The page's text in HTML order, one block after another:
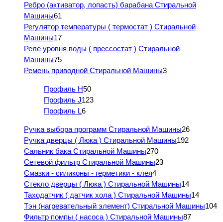
Ребро (активатор, лопасть) барабана Стиральной
Машины61
Регулятор температуры ( термостат ) Стиральной
Машины17
Реле уровня воды ( прессостат ) Стиральной
Машины75
Ремень приводной Стиральной Машины3
Профиль H50
Профиль J123
Профиль L6
Ручка выбора программ Стиральной Машины26
Ручка дверцы ( Люка ) Стиральной Машины192
Сальник бака Стиральной Машины270
Сетевой фильтр Стиральной Машины23
Смазки - силиконы - герметики - клея4
Стекло дверцы ( Люка ) Стиральной Машины14
Таходатчик ( датчик хола ) Стиральной Машины14
Тэн (нагревательный элемент) Стиральной Машины104
Фильтр помпы ( насоса ) Стиральной Машины87